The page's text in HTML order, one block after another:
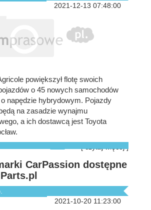
2021-12-13 07:48:00
powiększył flotę swoich
o 45 nowych samochodów
napędzie hybrydowym. Pojazdy
na zasadzie wynajmu
a ich dostawcą jest Toyota
CarPassion dostępne
2021-10-20 11:23:00